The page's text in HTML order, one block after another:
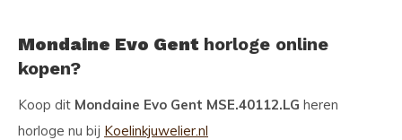
Mondaine Evo Gent horloge online
kopen?
Koop dit Mondaine Evo Gent MSE.40112.LG heren
horloge nu bij Koelinkjuwelier.nl